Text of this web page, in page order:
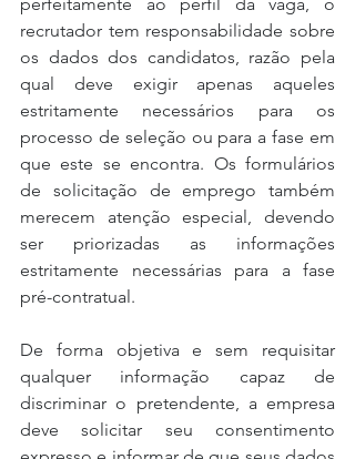
recrutador tem responsabilidade sobre
os dados dos candidatos, razão pela
qual deve exigir apenas aqueles
estritamente necessários para os
processo de seleção ou para a fase em
que este se encontra. Os formulários
de solicitação de emprego também
merecem atenção especial, devendo
ser priorizadas as informações
estritamente necessárias para a fase
pré-contratual.
De forma objetiva e sem requisitar
qualquer informação capaz de
discriminar o pretendente, a empresa
deve solicitar seu consentimento